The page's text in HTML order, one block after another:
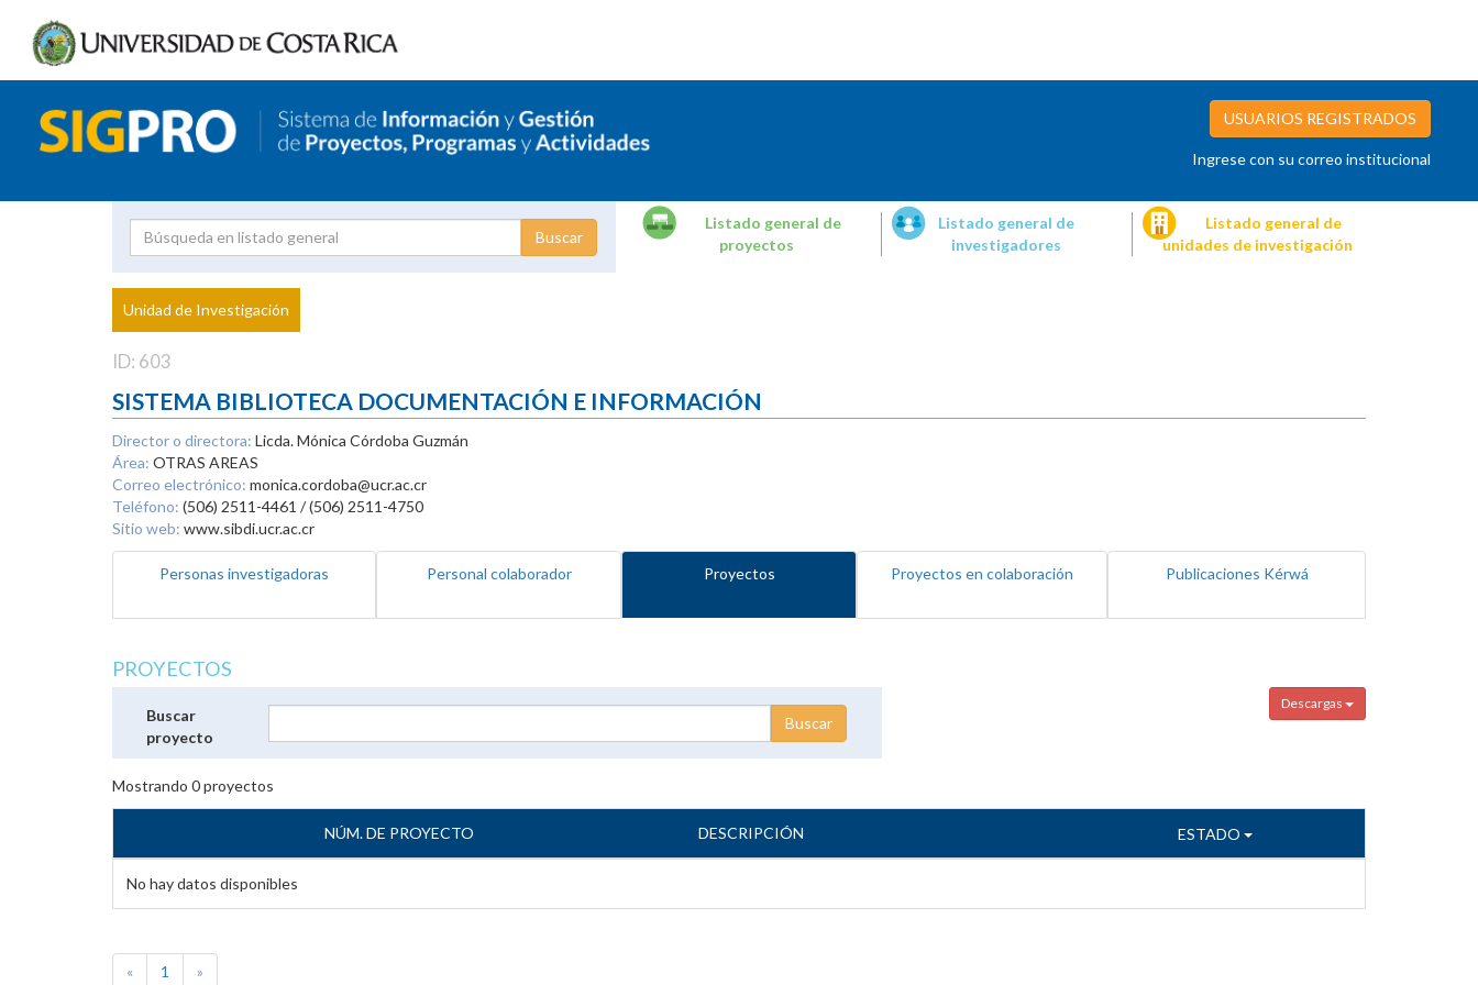
USUARIOS REGISTRADOS
Ingrese con su correo institucional
Proyecto
Investigador
Listado general de
proyectos
Listado general de
investigadores
Listado general de
unidades de investigación
Unidad de Investigación
ID: 603
SISTEMA BIBLIOTECA DOCUMENTACIÓN E INFORMACIÓN
Director o directora: Licda. Mónica Córdoba Guzmán
Área: OTRAS AREAS
Correo electrónico: monica.cordoba@ucr.ac.cr
Teléfono: (506) 2511-4461 / (506) 2511-4750
Sitio web: www.sibdi.ucr.ac.cr
Personas investigadoras Personal colaborador Proyectos Proyectos en colaboración Publicaciones Kérwá
PROYECTOS
Descargas
Buscar
proyecto
Mostrando 0proyectos
NÚM. DE PROYECTO DESCRIPCIÓN ESTADO
No hay datos disponibles
« 1 »